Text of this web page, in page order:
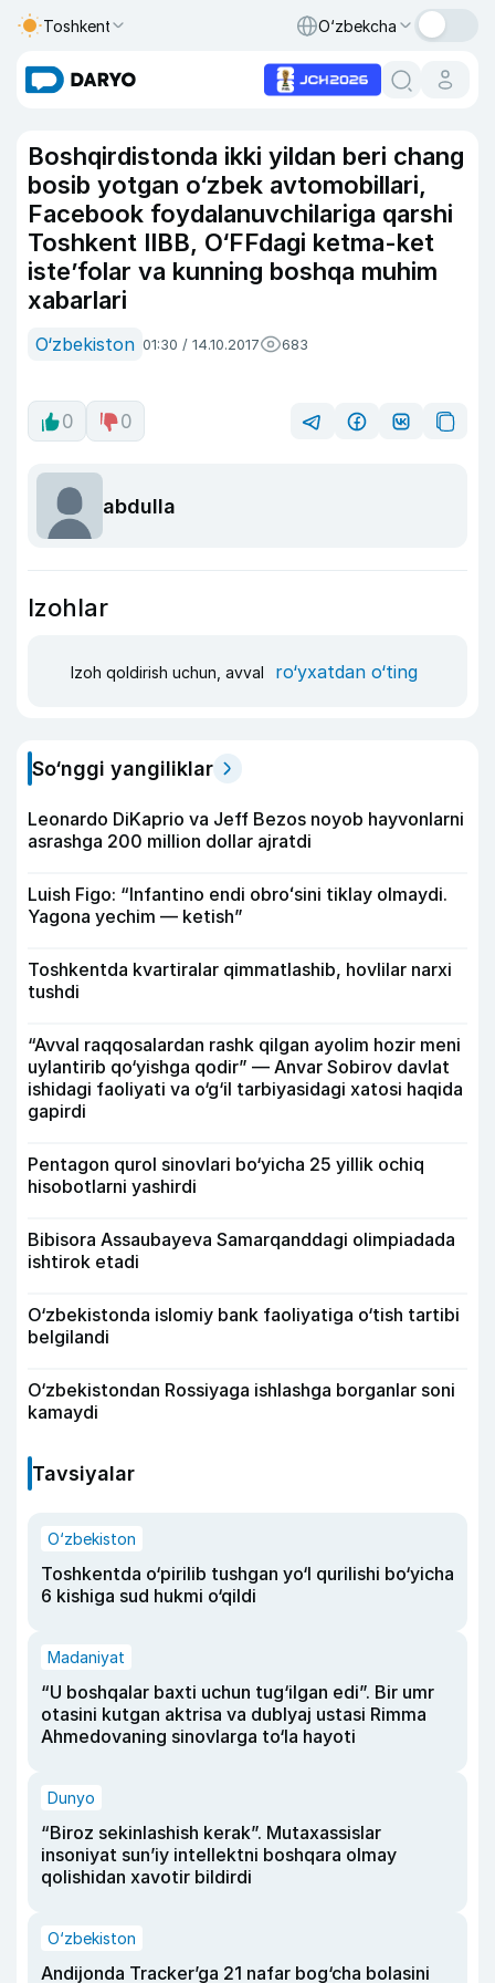
Toshkent O‘zbekcha
Boshqirdistonda ikki yildan beri chang
bosib yotgan o‘zbek avtomobillari,
Facebook foydalanuvchilariga qarshi
Toshkent IIBB, O‘FFdagi ketma-ket
iste’folar va kunning boshqa muhim
xabarlari
O‘zbekiston 01:30 / 14.10.2017 683
0 0
abdulla
Izohlar
Izoh qoldirish uchun, avval ro‘yxatdan o‘ting
So‘nggi yangiliklar
Leonardo DiKaprio va Jeff Bezos noyob hayvonlarni
asrashga 200 million dollar ajratdi
Luish Figo: “Infantino endi obroʻsini tiklay olmaydi.
Yagona yechim — ketish”
Toshkentda kvartiralar qimmatlashib, hovlilar narxi
tushdi
“Avval raqqosalardan rashk qilgan ayolim hozir meni
uylantirib qo‘yishga qodir” — Anvar Sobirov davlat
ishidagi faoliyati va o‘g‘il tarbiyasidagi xatosi haqida
gapirdi
Pentagon qurol sinovlari bo‘yicha 25 yillik ochiq
hisobotlarni yashirdi
Bibisora Assaubayeva Samarqanddagi olimpiadada
ishtirok etadi
O‘zbekistonda islomiy bank faoliyatiga o‘tish tartibi
belgilandi
O‘zbekistondan Rossiyaga ishlashga borganlar soni
kamaydi
Tavsiyalar
O‘zbekiston
Toshkentda o‘pirilib tushgan yo‘l qurilishi bo‘yicha
6 kishiga sud hukmi o‘qildi
Madaniyat
“U boshqalar baxti uchun tug‘ilgan edi”. Bir umr
otasini kutgan aktrisa va dublyaj ustasi Rimma
Ahmedovaning sinovlarga to‘la hayoti
Dunyo
“Biroz sekinlashish kerak”. Mutaxassislar
insoniyat sun’iy intellektni boshqara olmay
qolishidan xavotir bildirdi
O‘zbekiston
Andijonda Tracker’ga 21 nafar bog‘cha bolasini